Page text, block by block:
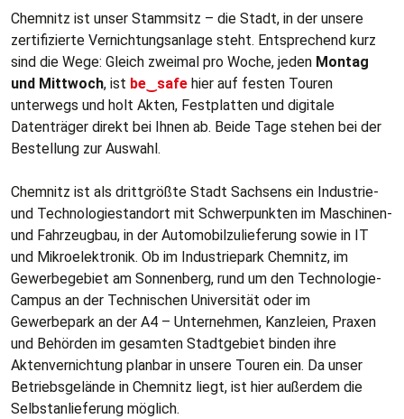
Chemnitz ist unser Stammsitz – die Stadt, in der unsere
zertifizierte Vernichtungsanlage steht. Entsprechend kurz
sind die Wege: Gleich zweimal pro Woche, jeden Montag
und Mittwoch, ist be‿safe hier auf festen Touren
unterwegs und holt Akten, Festplatten und digitale
Datenträger direkt bei Ihnen ab. Beide Tage stehen bei der
Bestellung zur Auswahl.
Chemnitz ist als drittgrößte Stadt Sachsens ein Industrie-
und Technologiestandort mit Schwerpunkten im Maschinen-
und Fahrzeugbau, in der Automobilzulieferung sowie in IT
und Mikroelektronik. Ob im Industriepark Chemnitz, im
Gewerbegebiet am Sonnenberg, rund um den Technologie-
Campus an der Technischen Universität oder im
Gewerbepark an der A4 – Unternehmen, Kanzleien, Praxen
und Behörden im gesamten Stadtgebiet binden ihre
Aktenvernichtung planbar in unsere Touren ein. Da unser
Betriebsgelände in Chemnitz liegt, ist hier außerdem die
Selbstanlieferung möglich.